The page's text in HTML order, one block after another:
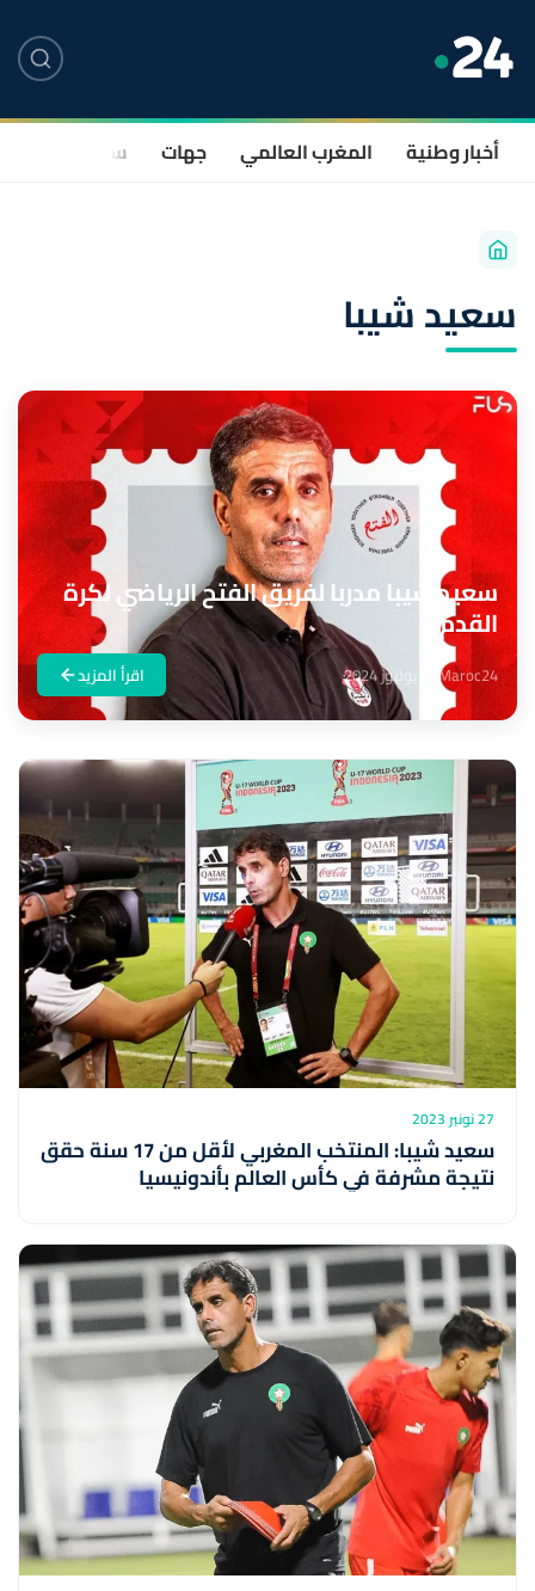
أخبار وطنية المغرب العالمي جهات سياسة
سعيد شيبا
سعيد شيبا مدربا لفريق الفتح الرياضي لكرة
القدم
Maroc24 اقرأ المزيد
27 نونبر 2023
سعيد شيبا: المنتخب المغربي لأقل من 17 سنة حقق
نتيجة مشرفة في كأس العالم بأندونيسيا